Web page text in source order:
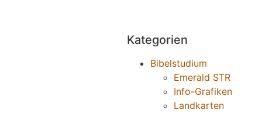
Kategorien
Bibelstudium
Emerald STR
Info-Grafiken
Landkarten